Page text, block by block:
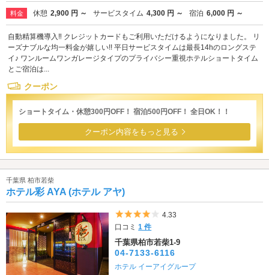
料金 休憩 2,900 円 ～ サービスタイム 4,300 円 ～ 宿泊 6,000 円 ～
自動精算機導入‼ クレジットカードもご利用いただけるようになりました。 リ
ーズナブルな均一料金が嬉しい!! 平日サービスタイムは最長14hのロングステ
イ♪ ワンルームワンガレージタイプのプライバシー重視ホテルショートタイム
とご宿泊は...
クーポン
ショートタイム・休憩300円OFF！ 宿泊500円OFF！ 全日OK！！
クーポン内容をもっと見る
千葉県 柏市若柴
ホテル彩 AYA (ホテル アヤ)
5つ星のうち4
4.33
口コミ1 件
千葉県柏市若柴1-9
04-7133-6116
ホテル イーアイグループ